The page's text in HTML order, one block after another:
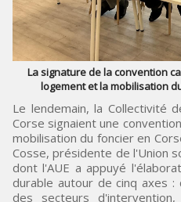
La signature de la convention
logement et la mobilisation
Le lendemain, la Collectivité de Corse et l'ARHLM PACA &
Corse signaient une
mobilisation du foncier en
Cosse, présidente de l'Union
dont l'AUE a appuyé
durable autour de cinq axes :
des secteurs